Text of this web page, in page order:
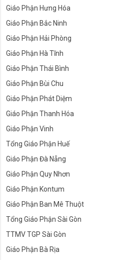
Giáo Phận Hưng Hóa
Giáo Phận Bắc Ninh
Giáo Phận Hải Phòng
Giáo Phận Hà Tĩnh
Giáo Phận Thái Bình
Giáo Phận Bùi Chu
Giáo Phận Phát Diệm
Giáo Phận Thanh Hóa
Giáo Phận Vinh
Tổng Giáo Phận Huế
Giáo Phận Đà Nẵng
Giáo Phận Quy Nhơn
Giáo Phận Kontum
Giáo Phận Ban Mê Thuột
Tổng Giáo Phận Sài Gòn
TTMV TGP Sài Gòn
Giáo Phận Bà Rịa